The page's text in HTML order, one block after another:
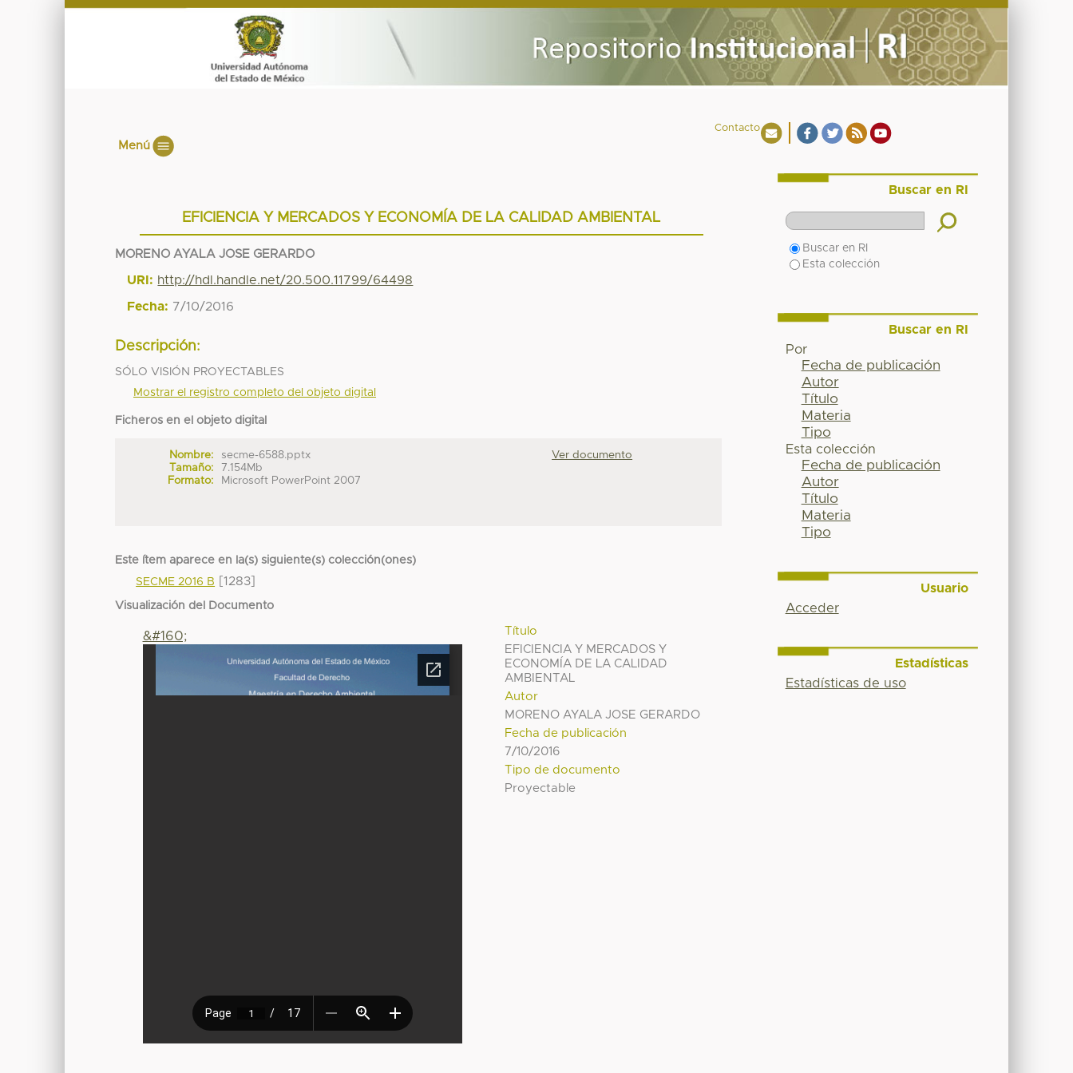
Contacto
Menú
EFICIENCIA Y MERCADOS Y ECONOMÍA DE LA CALIDAD AMBIENTAL
MORENO AYALA JOSE GERARDO
URI: http://hdl.handle.net/20.500.11799/64498
Fecha: 7/10/2016
Descripción:
SÓLO VISIÓN PROYECTABLES
Mostrar el registro completo del objeto digital
Ficheros en el objeto digital
Nombre:
secme-6588.pptx
Tamaño:
7.154Mb
Formato:
Microsoft PowerPoint 2007
Ver documento
Este ítem aparece en la(s) siguiente(s) colección(ones)
SECME 2016 B
[1283]
Visualización del Documento
Título
EFICIENCIA Y MERCADOS Y
ECONOMÍA DE LA CALIDAD
AMBIENTAL
Autor
MORENO AYALA JOSE GERARDO
Fecha de publicación
7/10/2016
Tipo de documento
Proyectable
&#160;
Buscar en RI
Buscar en RI
Esta colección
Buscar en RI
Por
Fecha de publicación
Autor
Título
Materia
Tipo
Esta colección
Fecha de publicación
Autor
Título
Materia
Tipo
Usuario
Acceder
Estadísticas
Estadísticas de uso